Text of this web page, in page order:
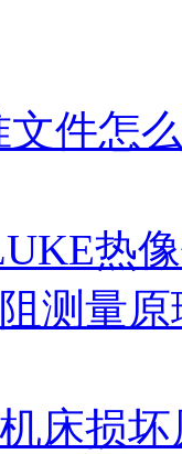
文件怎
热
测量
床损